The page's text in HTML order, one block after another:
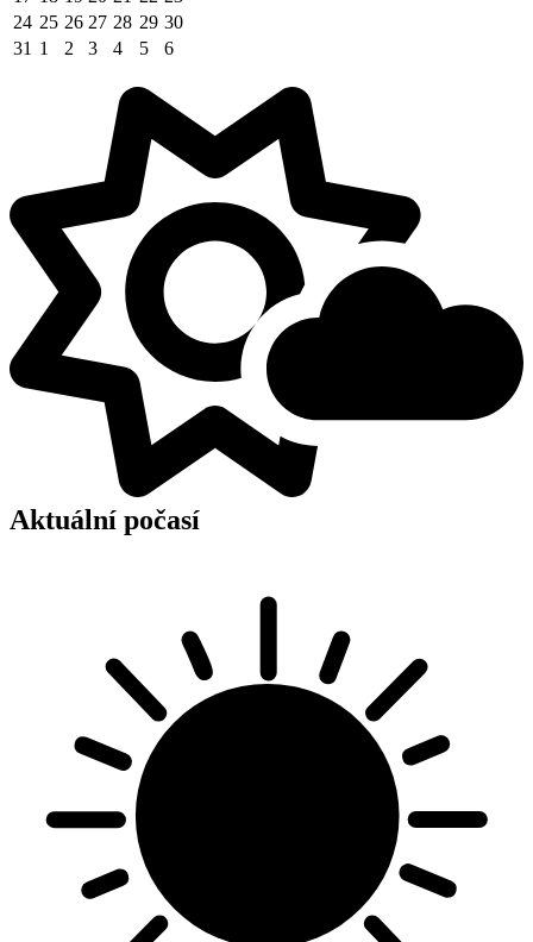
24 25 26 27 28 29 30
31 1 2 3 4 5 6
Aktuální počasí